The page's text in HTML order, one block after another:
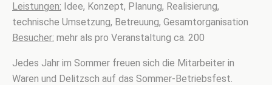
Leistungen: Idee, Konzept, Planung, Realisierung,
technische Umsetzung, Betreuung, Gesamtorganisation
Besucher: mehr als pro Veranstaltung ca. 200
Jedes Jahr im Sommer freuen sich die Mitarbeiter in
Waren und Delitzsch auf das Sommer-Betriebsfest.